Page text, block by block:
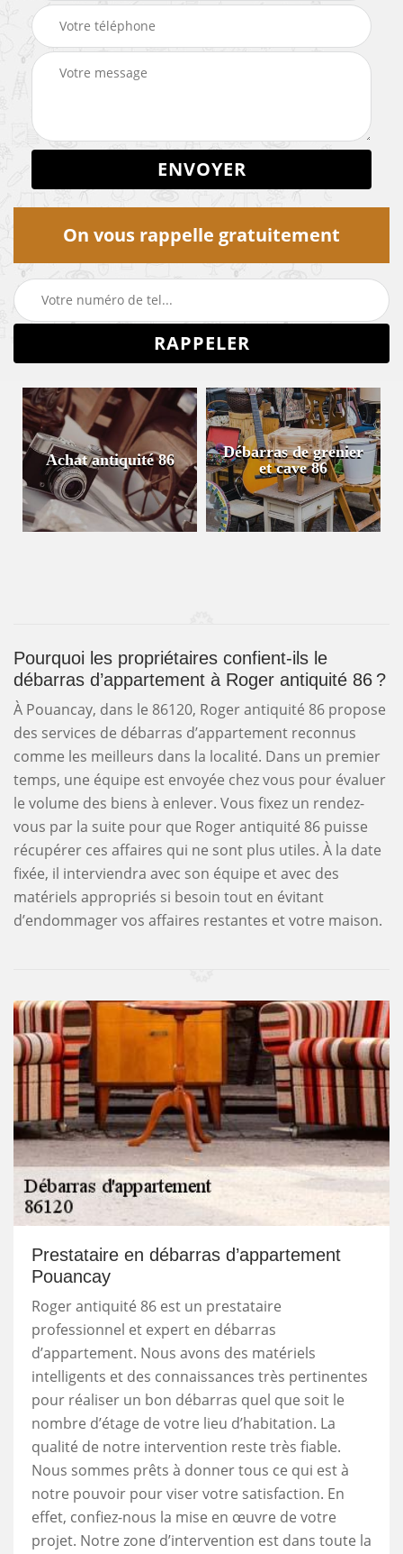
On vous rappelle gratuitement
Achat antiquité 86
Débarras de grenier
et cave 86
Pourquoi les propriétaires confient-ils le
débarras d’appartement à Roger antiquité 86 ?
À Pouancay, dans le 86120, Roger antiquité 86 propose
des services de débarras d’appartement reconnus
comme les meilleurs dans la localité. Dans un premier
temps, une équipe est envoyée chez vous pour évaluer
le volume des biens à enlever. Vous fixez un rendez-
vous par la suite pour que Roger antiquité 86 puisse
récupérer ces affaires qui ne sont plus utiles. À la date
fixée, il interviendra avec son équipe et avec des
matériels appropriés si besoin tout en évitant
d’endommager vos affaires restantes et votre maison.
Prestataire en débarras d’appartement
Pouancay
Roger antiquité 86 est un prestataire
professionnel et expert en débarras
d’appartement. Nous avons des matériels
intelligents et des connaissances très pertinentes
pour réaliser un bon débarras quel que soit le
nombre d’étage de votre lieu d’habitation. La
qualité de notre intervention reste très fiable.
Nous sommes prêts à donner tous ce qui est à
notre pouvoir pour viser votre satisfaction. En
effet, confiez-nous la mise en œuvre de votre
projet. Notre zone d’intervention est dans toute la